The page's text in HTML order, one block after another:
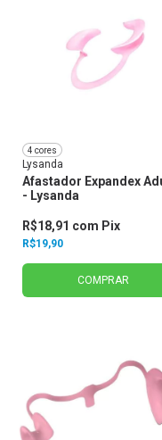
4 cores
Lysanda
Afastador Expandex
- Lysanda
R$19,90
R$18,91 com Pix
COMPRAR